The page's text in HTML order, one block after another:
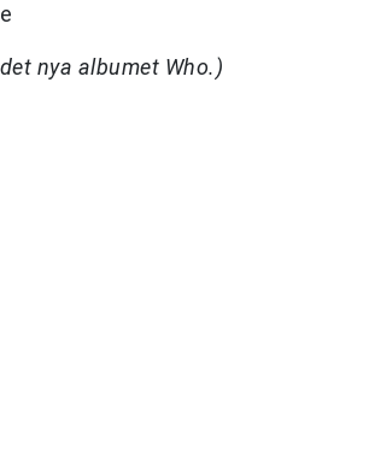
nya albumet Who.)